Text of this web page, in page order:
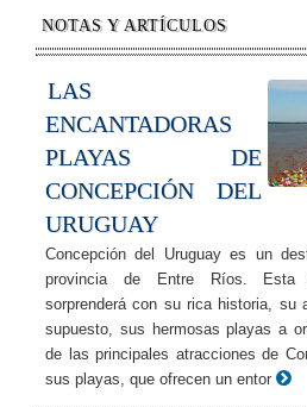
NOTAS Y ARTÍCULOS
LAS
ENCANTADORAS
PLAYAS DE
CONCEPCIÓN DEL
URUGUAY
Concepción del Uruguay es un
provincia de Entre Ríos. Esta
sorprenderá con su rica historia, su
supuesto, sus hermosas playas a
de las principales atracciones de
sus playas, que ofrecen un entor